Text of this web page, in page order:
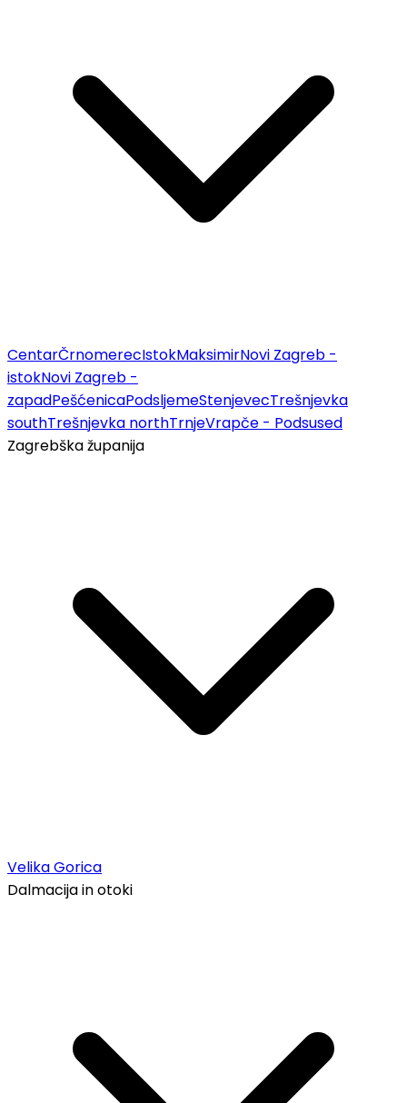
CentarČrnomerecIstokMaksimirNovi Zagreb -
istokNovi Zagreb -
zapadPešćenicaPodsljemeStenjevecTrešnjevka
southTrešnjevka northTrnjeVrapče - Podsused
Zagrebška županija
Velika Gorica
Dalmacija in otoki